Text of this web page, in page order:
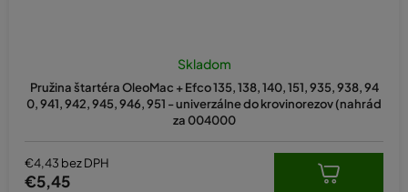
Pružina štartéra OleoMac + Efco 135, 138, 140, 151, 935, 938, 94
0, 941, 942, 945, 946, 951 - univerzálne do krovinorezov (nahrád
za 004000
Skladom
€4,43 bez DPH
€5,45